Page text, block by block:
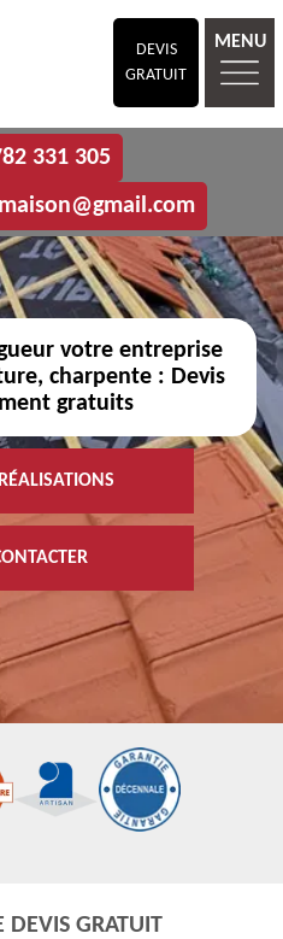
DEVIS
GRATUIT
MENU
331 305
votre entreprise
charpente : Devis
gratuits
GRATUIT